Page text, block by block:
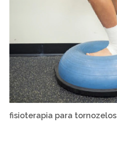
fisioterapia para tornozelos